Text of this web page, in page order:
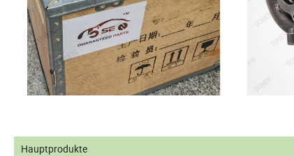
Hauptprodukte